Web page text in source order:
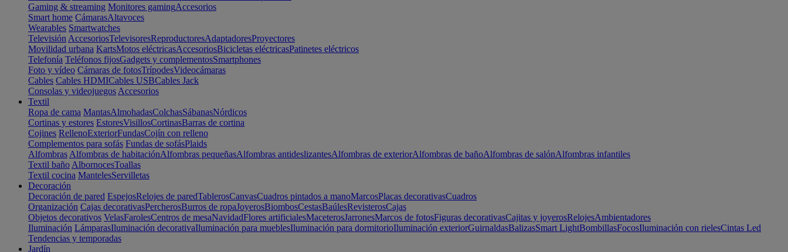
Gaming & streaming Monitores gamingAccesorios
Smart home CámarasAltavoces
Wearables Smartwatches
Televisión AccesoriosTelevisoresReproductoresAdaptadoresProyectores
Movilidad urbana KartsMotos eléctricasAccesoriosBicicletas eléctricasPatinetes eléctricos
Telefonía Teléfonos fijosGadgets y complementosSmartphones
Foto y vídeo Cámaras de fotosTrípodesVideocámaras
Cables Cables HDMICables USBCables Jack
Consolas y videojuegos Accesorios
Textil
Ropa de cama MantasAlmohadasColchasSábanasNórdicos
Cortinas y estores EstoresVisillosCortinasBarras de cortina
Cojines RellenoExteriorFundasCojín con relleno
Complementos para sofás Fundas de sofásPlaids
Alfombras Alfombras de habitaciónAlfombras pequeñasAlfombras antideslizantesAlfombras de exteriorAlfombras de bañoAlfombras de salónAlfombras infantiles
Textil baño AlbornocesToallas
Textil cocina MantelesServilletas
Decoración
Decoración de pared EspejosRelojes de paredTablerosCanvasCuadros pintados a manoMarcosPlacas decorativasCuadros
Organización Cajas decorativasPercherosBurros de ropaJoyerosBiombosCestasBaúlesRevisterosCajas
Objetos decorativos VelasFarolesCentros de mesaNavidadFlores artificialesMaceterosJarronesMarcos de fotosFiguras decorativasCajitas y joyerosRelojesAmbientadores
Iluminación LámparasIluminación decorativaIluminación para mueblesIluminación para dormitorioIluminación exteriorGuirnaldasBalizasSmart LightBombillasFocosIluminación con rielesCintas Led
Tendencias y temporadas
Jardín